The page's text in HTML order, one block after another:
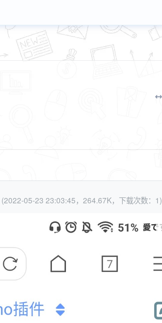
(2022-05-23 23:03:45，264.67K，下载次数：1)